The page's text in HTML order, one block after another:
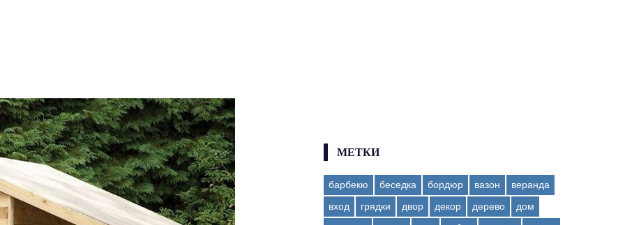
МЕТКИ
барбекю беседка бордюр вазон
веранда
вход
грядки двор декор дерево
дом